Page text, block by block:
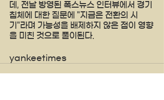
데, 전날 방영된 폭스뉴스 인터뷰에서 경기
침체에 대한 질문에 "지금은 전환의 시
기"라며 가능성을 배제하지 않은 점이 영향
을 미친 것으로 풀이된다.
yankeetimes